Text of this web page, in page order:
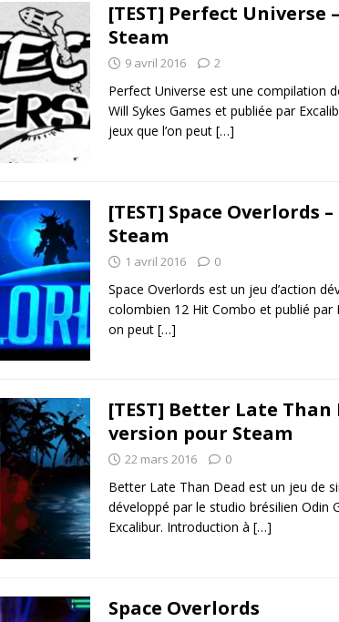
[TEST] Perfect Universe
Steam
9 avril 2016 2
Perfect Universe est une compilation
Will Sykes Games et publiée par
jeux que l’on peut […]
[TEST] Space Overlords
Steam
1 avril 2016 0
Space Overlords est un jeu d’action
colombien 12 Hit Combo et publié par
on peut […]
[TEST] Better Late Than
version pour Steam
22 mars 2016 0
Better Late Than Dead est un jeu de
développé par le studio brésilien Odin
Excalibur. Introduction à […]
Space Overlords